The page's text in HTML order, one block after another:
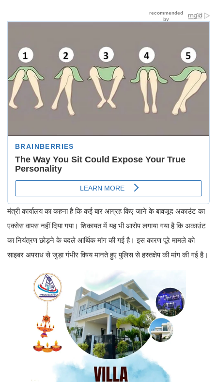
मंत्री कार्यालय का कहना है कि कई बार आग्रह किए जाने के बावजूद अकाउंट का
एक्सेस वापस नहीं दिया गया। शिकायत में यह भी आरोप लगाया गया है कि अकाउंट
का नियंत्रण छोड़ने के बदले आर्थिक मांग की गई है। इस कारण पूरे मामले को
साइबर अपराध से जुड़ा गंभीर विषय मानते हुए पुलिस से हस्तक्षेप की मांग की गई है।